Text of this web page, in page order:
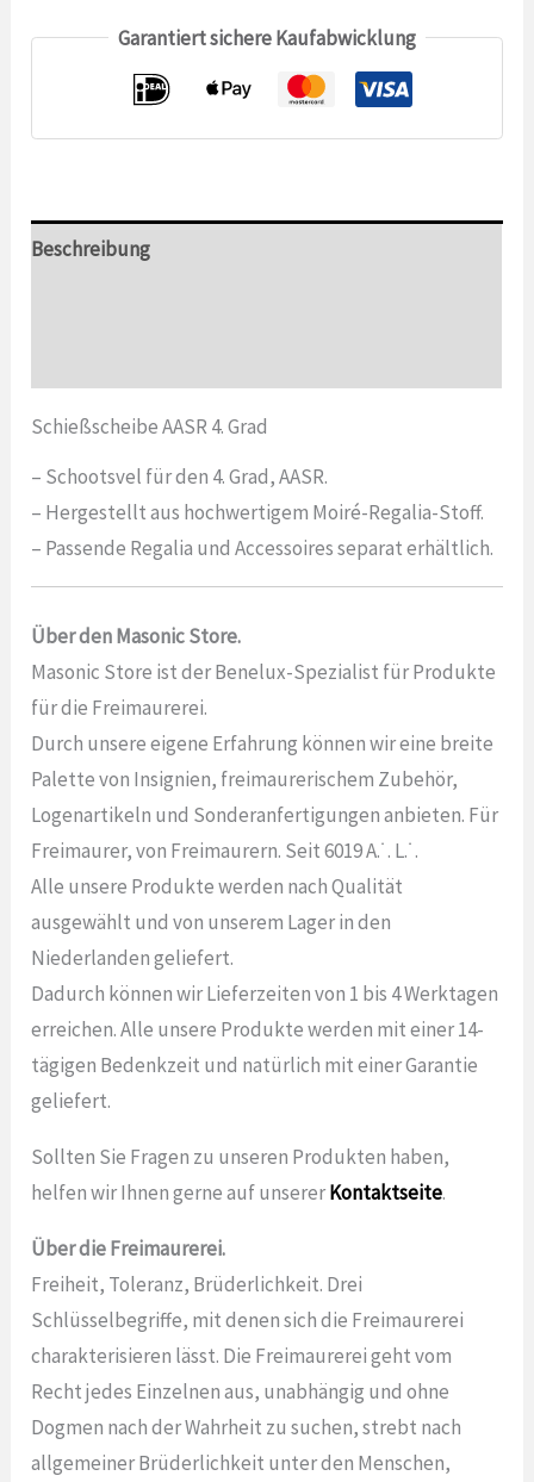
Garantiert sichere Kaufabwicklung
Beschreibung
Schießscheibe AASR 4. Grad
– Schootsvel für den 4. Grad, AASR.
– Hergestellt aus hochwertigem Moiré-Regalia-Stoff.
– Passende Regalia und Accessoires separat erhältlich.
Über den Masonic Store.
Masonic Store ist der Benelux-Spezialist für Produkte
für die Freimaurerei.
Durch unsere eigene Erfahrung können wir eine breite
Palette von Insignien, freimaurerischem Zubehör,
Logenartikeln und Sonderanfertigungen anbieten. Für
Freimaurer, von Freimaurern. Seit 6019 A.˙. L.˙.
Alle unsere Produkte werden nach Qualität
ausgewählt und von unserem Lager in den
Niederlanden geliefert.
Dadurch können wir Lieferzeiten von 1 bis 4 Werktagen
erreichen. Alle unsere Produkte werden mit einer 14-
tägigen Bedenkzeit und natürlich mit einer Garantie
geliefert.
Sollten Sie Fragen zu unseren Produkten haben,
helfen wir Ihnen gerne auf unsererKontaktseite.
Über die Freimaurerei.
Freiheit, Toleranz, Brüderlichkeit. Drei
Schlüsselbegriffe, mit denen sich die Freimaurerei
charakterisieren lässt. Die Freimaurerei geht vom
Recht jedes Einzelnen aus, unabhängig und ohne
Dogmen nach der Wahrheit zu suchen, strebt nach
allgemeiner Brüderlichkeit unter den Menschen,